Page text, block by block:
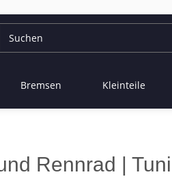
Bremsen Kleinteile
Rennrad |